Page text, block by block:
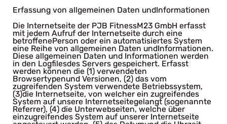
Erfassung von allgemeinen Daten undInformationen
Die Internetseite der PJB FitnessM23 GmbH erfasst
mit jedem Aufruf der Internetseite durch eine
betroffenePerson oder ein automatisiertes System
eine Reihe von allgemeinen Daten undInformationen.
Diese allgemeinen Daten und Informationen werden
in den Logfilesdes Servers gespeichert. Erfasst
werden können die (1) verwendeten
Browsertypenund Versionen, (2) das vom
zugreifenden System verwendete Betriebssystem,
(3)die Internetseite, von welcher ein zugreifendes
System auf unsere Internetseitegelangt (sogenannte
Referrer), (4) die Unterwebseiten, welche über
einzugreifendes System auf unserer Internetseite